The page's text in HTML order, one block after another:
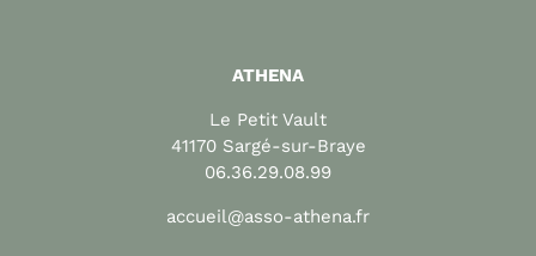
ATHENA
Le Petit Vault
41170 Sargé-sur-Braye
06.36.29.08.99
accueil@asso-athena.fr